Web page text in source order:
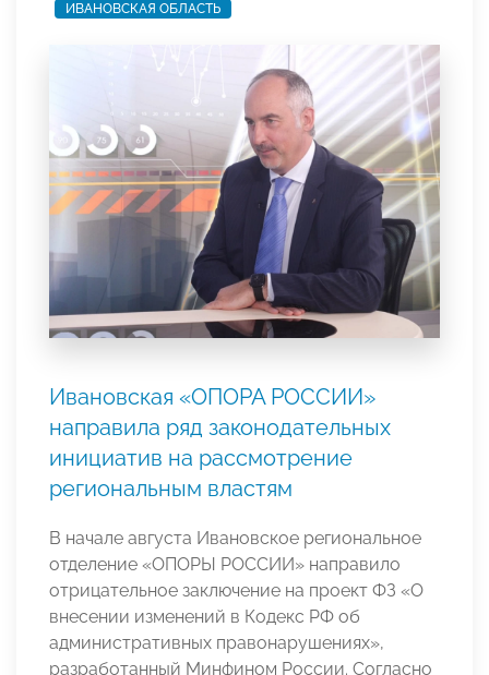
ИВАНОВСКАЯ ОБЛАСТЬ
Ивановская «ОПОРА РОССИИ»
направила ряд законодательных
инициатив на рассмотрение
региональным властям
В начале августа Ивановское региональное
отделение «ОПОРЫ РОССИИ» направило
отрицательное заключение на проект ФЗ «О
внесении изменений в Кодекс РФ об
административных правонарушениях»,
разработанный Минфином России. Согласно